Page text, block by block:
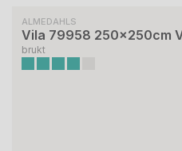
ALMEDAHLS
Vila 79958 250x250cm
brukt